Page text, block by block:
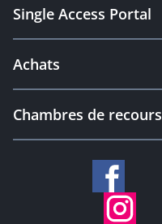
Single Access Portal
Achats
Chambres de recours